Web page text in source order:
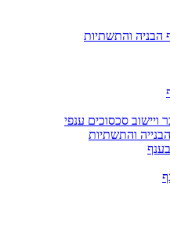
הבניה והתשתיות
ויישוב סכסוכים ענפי
והתשתיות